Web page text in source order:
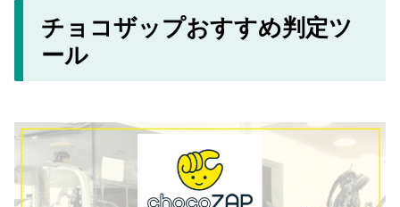
チョコザップおすすめ判定ツ
ール